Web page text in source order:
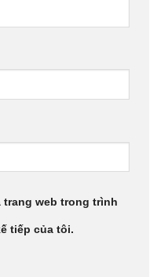
trang web trong trình
tiếp của tôi.